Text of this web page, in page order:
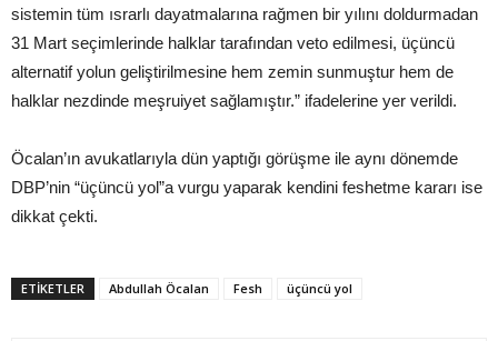
sistemin tüm ısrarlı dayatmalarına rağmen bir yılını doldurmadan
31 Mart seçimlerinde halklar tarafından veto edilmesi, üçüncü
alternatif yolun geliştirilmesine hem zemin sunmuştur hem de
halklar nezdinde meşruiyet sağlamıştır.” ifadelerine yer verildi.
Öcalan’ın avukatlarıyla dün yaptığı görüşme ile aynı dönemde
DBP’nin “üçüncü yol”a vurgu yaparak kendini feshetme kararı ise
dikkat çekti.
ETIKETLER Abdullah Öcalan Fesh üçüncü yol